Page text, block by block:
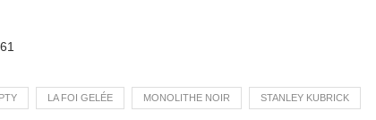
LA FOI GELÉE MONOLITHE NOIR STANLEY KUBRICK